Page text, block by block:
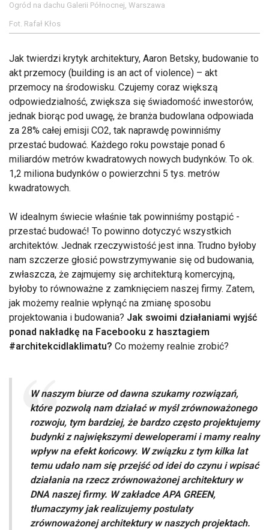
Ogród na dachu Galerii Północnej, Warszawa
Fot. Rafał Kłos
Jak twierdzi krytyk architektury, Aaron Betsky, budowanie to
akt przemocy (building is an act of violence) – akt
przemocy na środowisku. Czujemy coraz większą
odpowiedzialność, zwiększa się świadomość inwestorów,
jednak biorąc pod uwagę, że branża budowlana odpowiada
za 28% całej emisji CO2, tak naprawdę powinniśmy
przestać budować. Każdego roku powstaje ponad 6
miliardów metrów kwadratowych nowych budynków. To ok.
1,2 miliona budynków o powierzchni 5 tys. metrów
kwadratowych.
W idealnym świecie właśnie tak powinniśmy postąpić -
przestać budować! To powinno dotyczyć wszystkich
architektów. Jednak rzeczywistość jest inna. Trudno byłoby
nam szczerze głosić powstrzymywanie się od budowania,
zwłaszcza, że zajmujemy się architekturą komercyjną,
byłoby to równoważne z zamknięciem naszej firmy. Zatem,
jak możemy realnie wpłynąć na zmianę sposobu
projektowania i budowania? Jak swoimi działaniami wyjść
ponad nakładkę na Facebooku z hasztagiem
#architekcidlaklimatu? Co możemy realnie zrobić?
W naszym biurze od dawna szukamy rozwiązań,
które pozwolą nam działać w myśl zrównoważonego
rozwoju, tym bardziej, że bardzo często projektujemy
budynki z największymi deweloperami i mamy realny
wpływ na efekt końcowy. W związku z tym kilka lat
temu udało nam się przejść od idei do czynu i wpisać
działania na rzecz zrównoważonej architektury w
DNA naszej firmy. W zakładce APA GREEN,
tłumaczymy jak realizujemy postulaty
zrównoważonej architektury w naszych projektach.